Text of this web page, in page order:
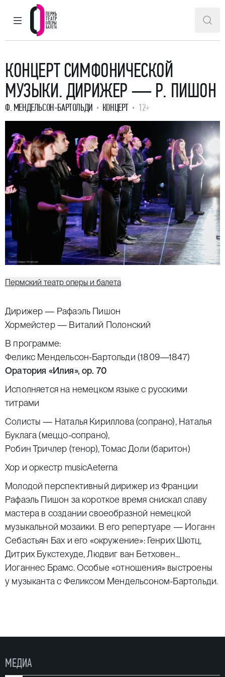
ГЛАВНОЕ МЕНЮ
Пермский театр оперы и балета
КОНЦЕРТ СИМФОНИЧЕСКОЙ
МУЗЫКИ. ДИРИЖЕР — Р. ПИШОН
Ф. МЕНДЕЛЬСОН-БАРТОЛЬДИ КОНЦЕРТ 12+
Пермский театр оперы и балета
Дирижер — Рафаэль Пишон
Хормейстер — Виталий Полонский
В программе:
Феликс Мендельсон-Бартольди (1809—1847)
Оратория «Илия», ор. 70
Исполняется на немецком языке с русскими
титрами
Солисты — Наталья Кириллова (сопрано), Наталья
Буклага (меццо-сопрано),
Робин Тричлер (тенор),Томас Доли (баритон)
Хор и оркестр musicAeterna
Молодой перспективный дирижер из Франции
Рафаэль Пишон за короткое время снискал славу
мастера в создании своеобразной немецкой
музыкальной мозаики. В его репертуаре — Иоганн
Себастьян Бах и его «окружение»: Генрих Шютц,
Дитрих Букстехуде, Людвиг ван Бетховен…
Иоганнес Брамс. Особые «отношения» выстроены
у музыканта с Феликсом Мендельсоном-Бартольди.
была названа восхищенными зрителями
которой создавал палитру музыкальных акцентов».
МЕДИА